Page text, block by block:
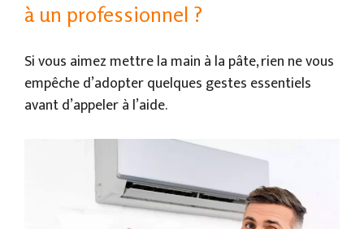
à un professionnel ?
Si vous aimez mettre la main à la pâte, rien ne vous
empêche d’adopter quelques gestes essentiels
avant d’appeler à l’aide.